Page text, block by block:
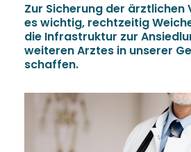
Zur Sicherung der ärztlichen
es wichtig, rechtzeitig
die Infrastruktur zur
weiteren Arztes in unserer
schaffen.